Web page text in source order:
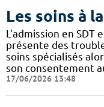
Les soins à
L'admission en
présente des
soins spécialisés
son consentement
17/06/2026 13:48